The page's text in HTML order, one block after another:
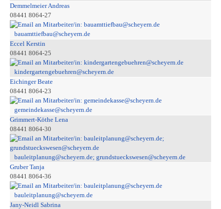
Demmelmeier Andreas
08441 8064-27
bauamttiefbau@scheyern.de
Eccel Kerstin
08441 8064-25
kindergartengebuehren@scheyern.de
Eichinger Beate
08441 8064-23
gemeindekasse@scheyern.de
Grimmert-Köthe Lena
08441 8064-30
bauleitplanung@scheyern.de; grundstueckswesen@scheyern.de
Gruber Tanja
08441 8064-36
bauleitplanung@scheyern.de
Jany-Neidl Sabrina